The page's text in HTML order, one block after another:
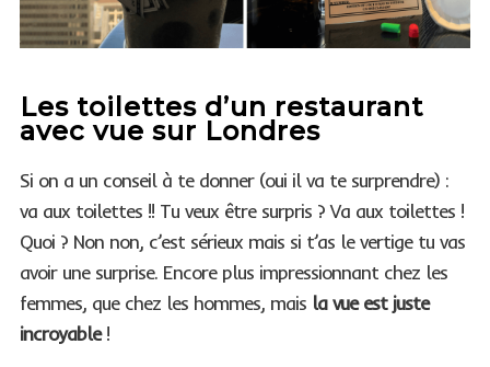
Les toilettes d’un restaurant
avec vue sur Londres
Si on a un conseil à te donner (oui il va te surprendre) :
va aux toilettes !! Tu veux être surpris ? Va aux toilettes !
Quoi ? Non non, c’est sérieux mais si t’as le vertige tu vas
avoir une surprise. Encore plus impressionnant chez les
femmes, que chez les hommes, mais la vue est juste
incroyable!